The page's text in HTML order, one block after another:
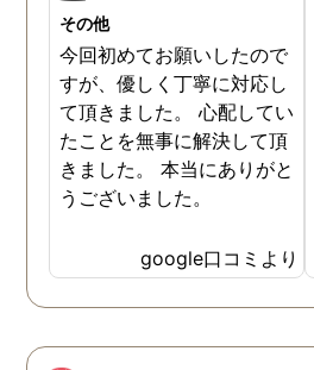
その他
今回初めてお願いしたので
すが、優しく丁寧に対応し
て頂きました。 心配してい
たことを無事に解決して頂
きました。 本当にありがと
うございました。
google口コミより